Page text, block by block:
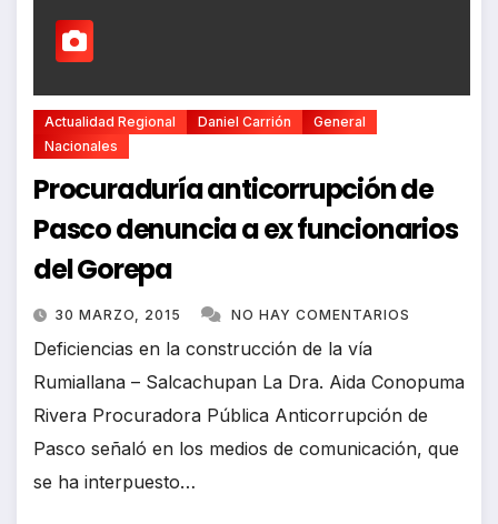
Actualidad Regional Daniel Carrión
General
Nacionales
Procuraduría anticorrupción de
Pasco denuncia a ex funcionarios
del Gorepa
30 MARZO, 2015 NO HAY COMENTARIOS
Deficiencias en la construcción de la vía
Rumiallana – Salcachupan La Dra. Aida Conopuma
Rivera Procuradora Pública Anticorrupción de
Pasco señaló en los medios de comunicación, que
se ha interpuesto…